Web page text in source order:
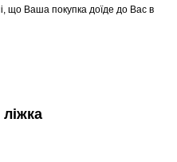
що Ваша покупка доїде до Вас в